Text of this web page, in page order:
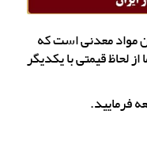
مواد معدنی است که
لحاظ قیمتی با یکدیگر
فرمایید.